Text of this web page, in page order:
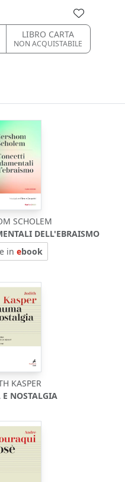
LIBRO CARTA
NON ACQUISTABILE
SCHOLEM
DELL'EBRAISMO
in ebook
KASPER
NOSTALGIA